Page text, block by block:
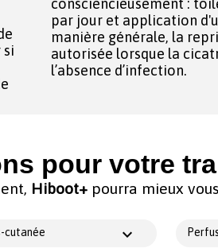
consciencieusement : toilette à l'eau et au savon 2 fois
par jour et application
manière générale, la
autorisée lorsque la
l’absence d’infection.
pour votre
Hiboot+ pourra mieux
cutanée